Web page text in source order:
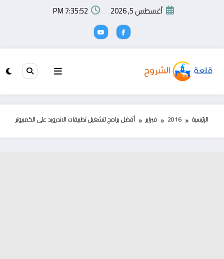
أغسطس 5, 2026 7:35:53 PM
الرئيسية 2016 فبراير أفضل برامج لتشغيل تطبيقات الاندرويد على الكمبيوتر